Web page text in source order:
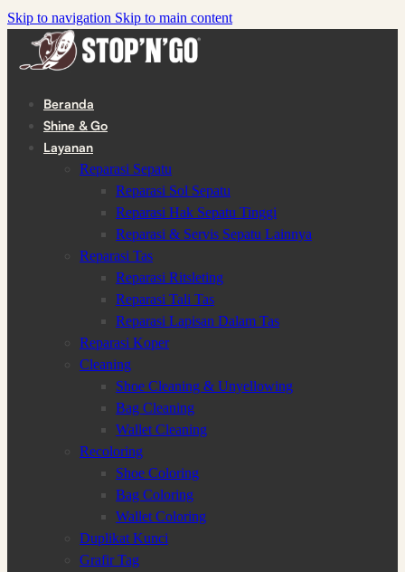
Skip to navigation Skip to main content
Beranda
Shine & Go
Layanan
Reparasi Sepatu
Reparasi Sol Sepatu
Reparasi Hak Sepatu Tinggi
Reparasi & Servis Sepatu Lainnya
Reparasi Tas
Reparasi Ritsleting
Reparasi Tali Tas
Reparasi Lapisan Dalam Tas
Reparasi Koper
Cleaning
Shoe Cleaning & Unyellowing
Bag Cleaning
Wallet Cleaning
Recoloring
Shoe Coloring
Bag Coloring
Wallet Coloring
Duplikat Kunci
Grafir Tag